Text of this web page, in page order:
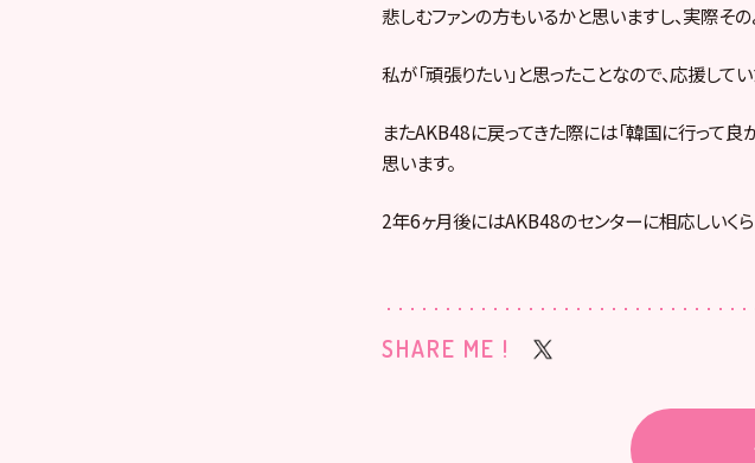
悲しむファンの方もいるかと思いますし、実際そ
私が「頑張りたい」と思ったことなので、応援して
またAKB48に戻ってきた際には「韓国に行って良
思います。
2年6ヶ月後にはAKB48のセンターに相応しいく
SHARE ME !